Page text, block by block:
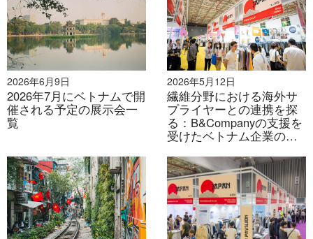
10月1日～4日 | ホーチミン市 | VIBE 2025 - ベ
トナムインテリア＆ビルド展示会
10月8日～10日 |ホーチミン市 |グローテック
ベトナム 2025 (ホーチミン)
10月8日～10日 |ホーチミン市 |フードテック
10月10日 | 全国 | 全国デジタル変革デー
10月15日～17日 |ブンタウ | OGAV 2025 - 石
油・ガスベトナム
2026年6月9日
2026年7月にベトナムで開
催される予定の展示会一
覧
2026年5月12日
繊維分野における海外サ
プライヤーとの連携を探
る：B&Companyの支援を
受けたベトナム企業の
加（パート2）